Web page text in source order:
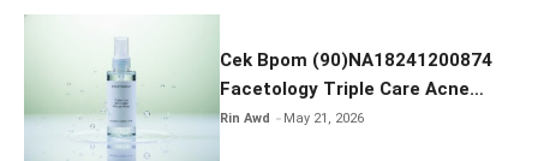
Cek Bpom (90)NA18241200874
Facetology Triple Care Acne
Calm Micellar Water
Rin Awd May 21, 2026